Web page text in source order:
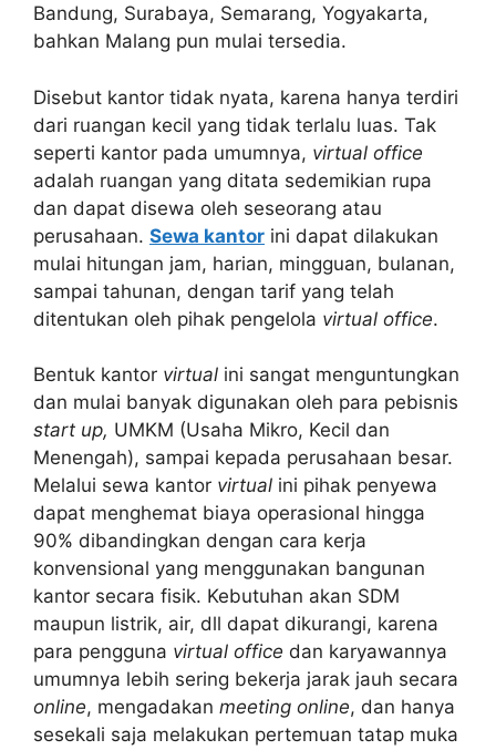
Bandung, Surabaya, Semarang, Yogyakarta,
bahkan Malang pun mulai tersedia.
Disebut kantor tidak nyata, karena hanya terdiri
dari ruangan kecil yang tidak terlalu luas. Tak
seperti kantor pada umumnya, virtual office
adalah ruangan yang ditata sedemikian rupa
dan dapat disewa oleh seseorang atau
perusahaan. Sewa kantor ini dapat dilakukan
mulai hitungan jam, harian, mingguan, bulanan,
sampai tahunan, dengan tarif yang telah
ditentukan oleh pihak pengelola virtual office.
Bentuk kantor virtual ini sangat menguntungkan
dan mulai banyak digunakan oleh para pebisnis
start up, UMKM (Usaha Mikro, Kecil dan
Menengah), sampai kepada perusahaan besar.
Melalui sewa kantor virtual ini pihak penyewa
dapat menghemat biaya operasional hingga
90% dibandingkan dengan cara kerja
konvensional yang menggunakan bangunan
kantor secara fisik. Kebutuhan akan SDM
maupun listrik, air, dll dapat dikurangi, karena
para pengguna virtual office dan karyawannya
umumnya lebih sering bekerja jarak jauh secara
online, mengadakan meeting online, dan hanya
sesekali saja melakukan pertemuan tatap muka